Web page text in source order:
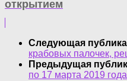
открытием
Следующая
крабовых палочек,
Предыдущая
по 17 марта 2019 года